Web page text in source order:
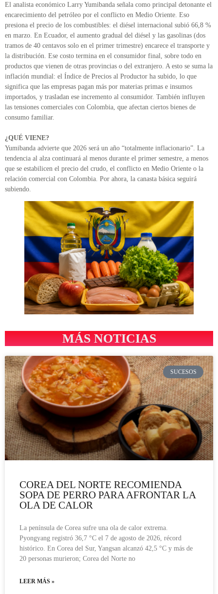
El analista económico Larry Yumibanda señala como principal detonante el
encarecimiento del petróleo por el conflicto en Medio Oriente. Eso
presiona el precio de los combustibles: el diésel internacional subió 66,8 %
en marzo. En Ecuador, el aumento gradual del diésel y las gasolinas (dos
tramos de 40 centavos solo en el primer trimestre) encarece el transporte y
la distribución. Ese costo termina en el consumidor final, sobre todo en
productos que vienen de otras provincias o del extranjero. A esto se suma la
inflación mundial: el Índice de Precios al Productor ha subido, lo que
significa que las empresas pagan más por materias primas e insumos
importados, y trasladan ese incremento al consumidor. También influyen
las tensiones comerciales con Colombia, que afectan ciertos bienes de
consumo familiar.
¿QUÉ VIENE?
Yumibanda advierte que 2026 será un año “totalmente inflacionario”. La
tendencia al alza continuará al menos durante el primer semestre, a menos
que se estabilicen el precio del crudo, el conflicto en Medio Oriente o la
relación comercial con Colombia. Por ahora, la canasta básica seguirá
subiendo.
MÁS NOTICIAS
SUCESOS
COREA DEL NORTE RECOMIENDA
SOPA DE PERRO PARA AFRONTAR LA
OLA DE CALOR
La península de Corea sufre una ola de calor extrema.
Pyongyang registró 36,7 °C el 7 de agosto de 2026, récord
histórico. En Corea del Sur, Yangsan alcanzó 42,5 °C y más de
20 personas murieron; Corea del Norte no
LEER MÁS »